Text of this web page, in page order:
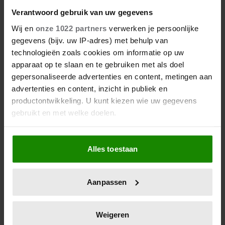
Verantwoord gebruik van uw gegevens
Wij en onze 1022 partners verwerken je persoonlijke
gegevens (bijv. uw IP-adres) met behulp van
technologieën zoals cookies om informatie op uw
apparaat op te slaan en te gebruiken met als doel
gepersonaliseerde advertenties en content, metingen aan
advertenties en content, inzicht in publiek en
productontwikkeling. U kunt kiezen wie uw gegevens
gebruikt en met welke doelen.
Als u het toestaat, willen we ook graag:
Informatie verzamelen over uw geografische
locatie, die tot een paar meter nauwkeurig kan zijn
scannen op specifieke eigenschappen (fingerprinting)
verwerkt en stel uw voorkeuren in het
Alles toestaan
Aanpassen
Weigeren
mee aan Big Brother, in 2006 aan Temptation
Island. Sinds 2002 werkt hij als journalist in de
showbizz- en sportwereld. Hij schrijft en
fotografeert voor meerdere tijdschriften en
kranten.
Meer van Andries Jelle